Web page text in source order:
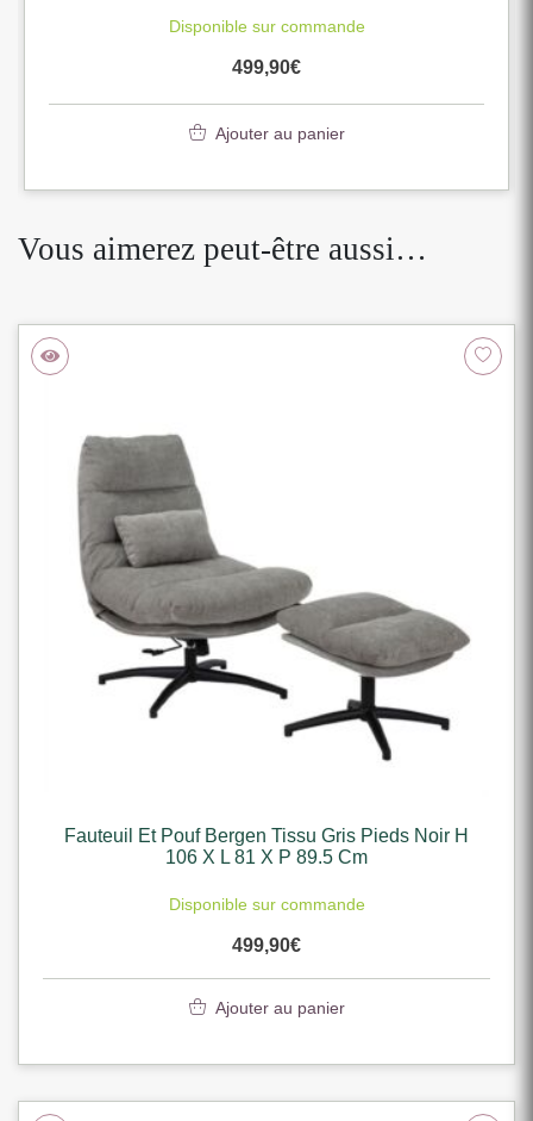
Disponible sur commande
499,90€
Ajouter au panier
Vous aimerez peut-être aussi…
Fauteuil Et Pouf Bergen Tissu Gris Pieds Noir H
106 X L 81 X P 89.5 Cm
Disponible sur commande
499,90€
Ajouter au panier